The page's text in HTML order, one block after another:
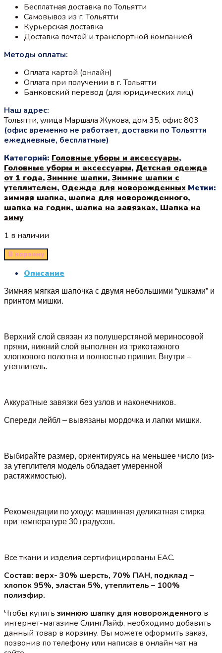
Бесплатная доставка по Тольятти
Самовывоз из г. Тольятти
Курьерская доставка
Доставка почтой и транспортной компанией
Методы оплаты:
Оплата картой (онлайн)
Оплата при получении в г. Тольятти
Банковский перевод (для юридических лиц)
Наш адрес:
Тольятти, улица Маршала Жукова, дом 35, офис 803
(офис временно не работает, доставки по Тольятти
ежедневные, бесплатные)
Категорий: Головные уборы и аксессуары,
Головные уборы и аксессуары, Детская одежда
от 1 года, Зимние шапки, Зимние шапки с
утеплителем, Одежда для новорожденных Метки:
зимняя шапка, шапка для новорожденного,
шапка на годик, шапка на завязках, Шапка на
зиму
1 в наличии
В корзину
Описание
Зимняя мягкая шапочка с двумя небольшими “ушками” и
принтом мишки.
Верхний слой связан из полушерстяной мериносовой
пряжи, нижний слой выполнен из трикотажного
хлопкового полотна и полностью пришит. Внутри –
утеплитель.
Аккуратные завязки без узлов и наконечников.
Спереди лейбл – вывязаны мордочка и лапки мишки.
Выбирайте размер, ориентируясь на меньшее число (из-
за утеплителя модель обладает умеренной
растяжимостью).
Рекомендации по уходу: машинная деликатная стирка
при температуре 30 градусов.
Все ткани и изделия сертифицированы EAC.
Состав: верх- 30% шерсть, 70% ПАН, подклад –
хлопок 95%, эластан 5%, утеплитель – 100%
полиэфир.
Чтобы купитьзимнюю шапку для новорожденного в
интернет-магазине СлингЛайф, необходимо добавить
данный товар в корзину. Вы можете оформить заказ,
позвонив по телефону или написав в онлайн чат на